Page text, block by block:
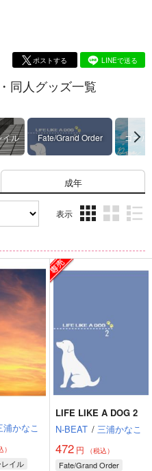
ポストする LINEで送る
同人グッズ一覧
イル Fate/Grand Order ゴール
成年
表示
ム
表
示
ム
表
示
ム
表
示
浦かなこ
）
イル
LIFE LIKE A DOG 2
N-BEAT / 三浦かなこ
472円 （税込）
Fate/Grand Order